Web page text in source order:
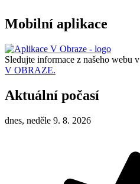
Mobilní aplikace
Sledujte informace z našeho webu v
V OBRAZE.
Aktuální počasí
dnes, neděle 9. 8. 2026